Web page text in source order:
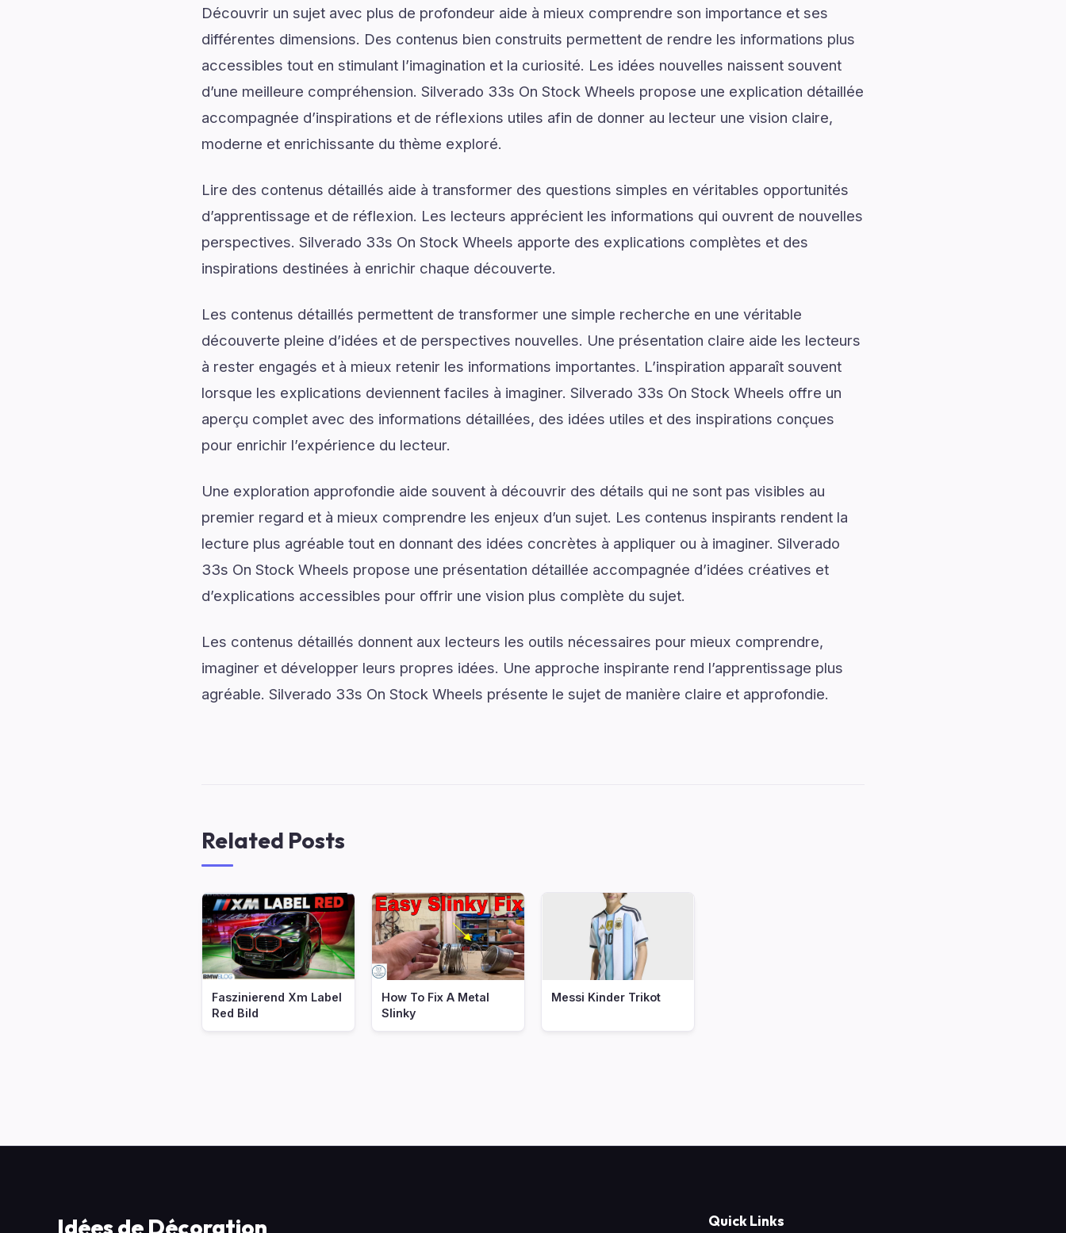
Découvrir un sujet avec plus de profondeur aide à mieux comprendre son importance et ses
différentes dimensions. Des contenus bien construits permettent de rendre les informations plus
accessibles tout en stimulant l’imagination et la curiosité. Les idées nouvelles naissent souvent
d’une meilleure compréhension. Silverado 33s On Stock Wheels propose une explication détaillée
accompagnée d’inspirations et de réflexions utiles afin de donner au lecteur une vision claire,
moderne et enrichissante du thème exploré.
Lire des contenus détaillés aide à transformer des questions simples en véritables opportunités
d’apprentissage et de réflexion. Les lecteurs apprécient les informations qui ouvrent de nouvelles
perspectives. Silverado 33s On Stock Wheels apporte des explications complètes et des
inspirations destinées à enrichir chaque découverte.
Les contenus détaillés permettent de transformer une simple recherche en une véritable
découverte pleine d’idées et de perspectives nouvelles. Une présentation claire aide les lecteurs
à rester engagés et à mieux retenir les informations importantes. L’inspiration apparaît souvent
lorsque les explications deviennent faciles à imaginer. Silverado 33s On Stock Wheels offre un
aperçu complet avec des informations détaillées, des idées utiles et des inspirations conçues
pour enrichir l’expérience du lecteur.
Une exploration approfondie aide souvent à découvrir des détails qui ne sont pas visibles au
premier regard et à mieux comprendre les enjeux d’un sujet. Les contenus inspirants rendent la
lecture plus agréable tout en donnant des idées concrètes à appliquer ou à imaginer. Silverado
33s On Stock Wheels propose une présentation détaillée accompagnée d’idées créatives et
d’explications accessibles pour offrir une vision plus complète du sujet.
Les contenus détaillés donnent aux lecteurs les outils nécessaires pour mieux comprendre,
imaginer et développer leurs propres idées. Une approche inspirante rend l’apprentissage plus
agréable. Silverado 33s On Stock Wheels présente le sujet de manière claire et approfondie.
Related Posts
Faszinierend Xm Label
Red Bild
How To Fix A Metal
Slinky
Messi Kinder Trikot
Idées de Décoration Quick Links